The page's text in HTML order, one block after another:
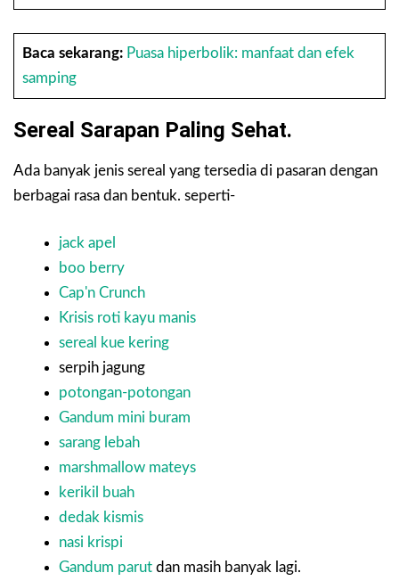
Baca sekarang: Puasa hiperbolik: manfaat dan efek
samping
Sereal Sarapan Paling Sehat.
Ada banyak jenis sereal yang tersedia di pasaran dengan
berbagai rasa dan bentuk. seperti-
jack apel
boo berry
Cap'n Crunch
Krisis roti kayu manis
sereal kue kering
serpih jagung
potongan-potongan
Gandum mini buram
sarang lebah
marshmallow mateys
kerikil buah
dedak kismis
nasi krispi
Gandum parut dan masih banyak lagi.